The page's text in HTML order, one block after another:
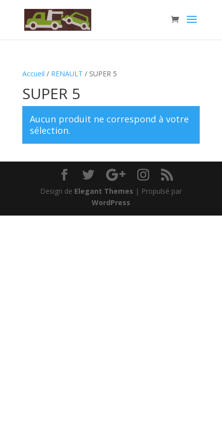
Accueil / RENAULT / SUPER 5
SUPER 5
Aucun produit ne correspond à votre
sélection.
Design de Elegant Themes | Propulsé par
WordPress